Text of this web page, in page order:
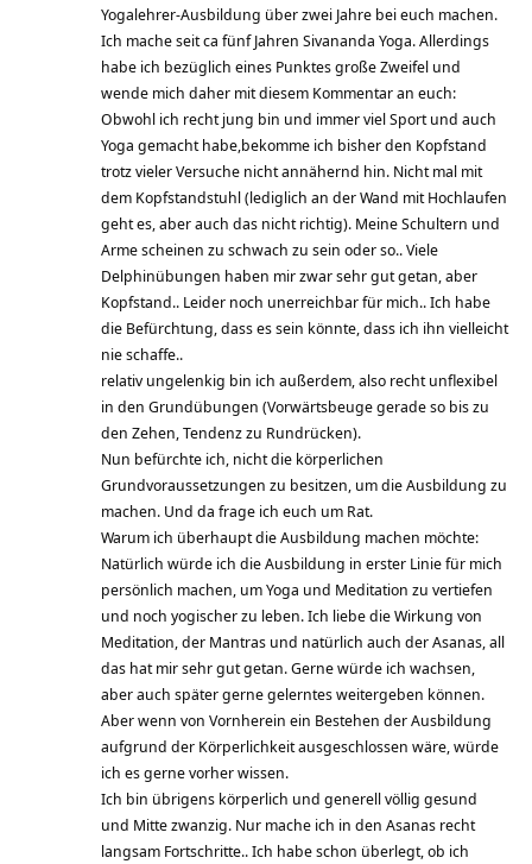
Yogalehrer-Ausbildung über zwei Jahre bei euch machen.
Ich mache seit ca fünf Jahren Sivananda Yoga. Allerdings
habe ich bezüglich eines Punktes große Zweifel und
wende mich daher mit diesem Kommentar an euch:
Obwohl ich recht jung bin und immer viel Sport und auch
Yoga gemacht habe,bekomme ich bisher den Kopfstand
trotz vieler Versuche nicht annähernd hin. Nicht mal mit
dem Kopfstandstuhl (lediglich an der Wand mit Hochlaufen
geht es, aber auch das nicht richtig). Meine Schultern und
Arme scheinen zu schwach zu sein oder so.. Viele
Delphinübungen haben mir zwar sehr gut getan, aber
Kopfstand.. Leider noch unerreichbar für mich.. Ich habe
die Befürchtung, dass es sein könnte, dass ich ihn vielleicht
nie schaffe..
relativ ungelenkig bin ich außerdem, also recht unflexibel
in den Grundübungen (Vorwärtsbeuge gerade so bis zu
den Zehen, Tendenz zu Rundrücken).
Nun befürchte ich, nicht die körperlichen
Grundvoraussetzungen zu besitzen, um die Ausbildung zu
machen. Und da frage ich euch um Rat.
Warum ich überhaupt die Ausbildung machen möchte:
Natürlich würde ich die Ausbildung in erster Linie für mich
persönlich machen, um Yoga und Meditation zu vertiefen
und noch yogischer zu leben. Ich liebe die Wirkung von
Meditation, der Mantras und natürlich auch der Asanas, all
das hat mir sehr gut getan. Gerne würde ich wachsen,
aber auch später gerne gelerntes weitergeben können.
Aber wenn von Vornherein ein Bestehen der Ausbildung
aufgrund der Körperlichkeit ausgeschlossen wäre, würde
ich es gerne vorher wissen.
Ich bin übrigens körperlich und generell völlig gesund
und Mitte zwanzig. Nur mache ich in den Asanas recht
langsam Fortschritte.. Ich habe schon überlegt, ob ich